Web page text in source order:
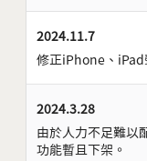
2024.11.7
修正iPhone、iPad
2024.3.28
由於人力不足難以
功能暫且下架。